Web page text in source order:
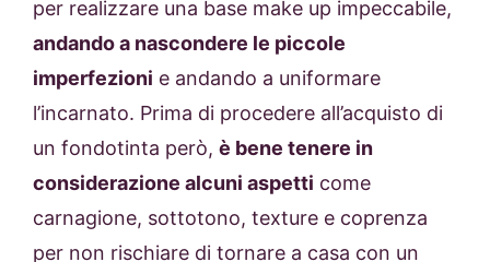
per realizzare una base make up impeccabile,
andando a nascondere le piccole
imperfezioni e andando a uniformare
l’incarnato. Prima di procedere all’acquisto di
un fondotinta però, è bene tenere in
considerazione alcuni aspetti come
carnagione, sottotono, texture e coprenza
per non rischiare di tornare a casa con un